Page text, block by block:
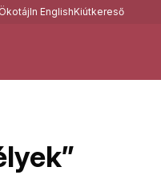
ÖkotájIn EnglishKiútkereső